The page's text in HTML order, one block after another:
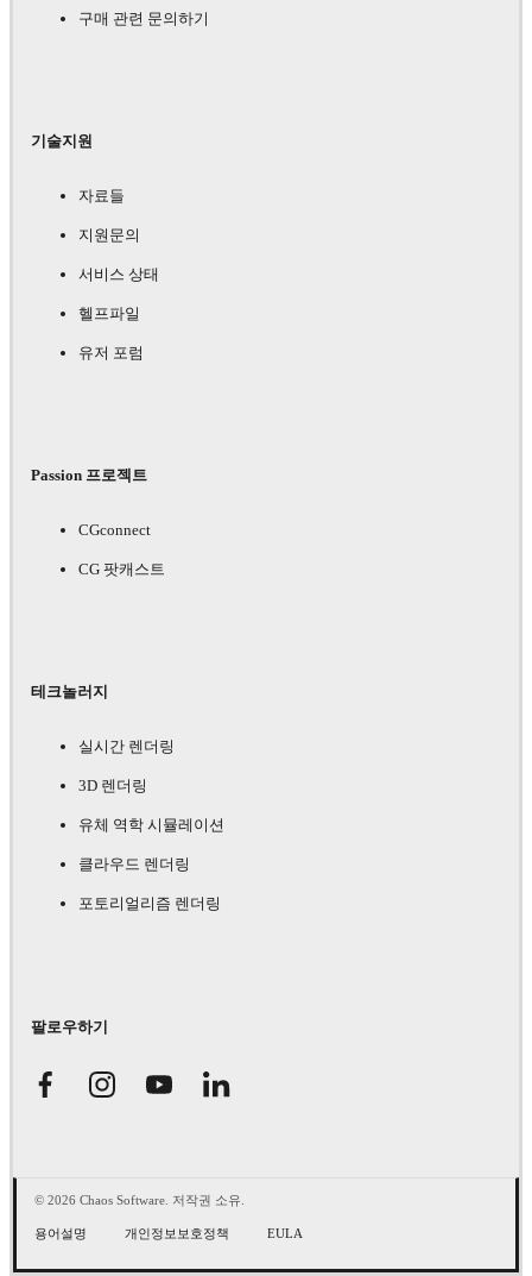
구매 관련 문의하기
기술지원
자료들
지원문의
서비스 상태
헬프파일
유저 포럼
Passion 프로젝트
CGconnect
CG 팟캐스트
테크놀러지
실시간 렌더링
3D 렌더링
유체 역학 시뮬레이션
클라우드 렌더링
포토리얼리즘 렌더링
팔로우하기
© 2026 Chaos Software. 저작권 소유.
용어설명 개인정보보호정책 EULA